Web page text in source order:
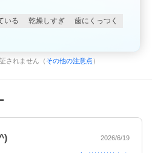
いる 乾燥しすぎ
歯にくっつく
されません（ その他の注意点 ）
2026/6/19